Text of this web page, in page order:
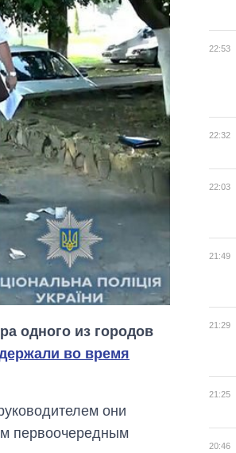
одного из городов
во время
они
первоочередным
22:53
22:32
22:03
21:49
21:29
21:25
20:46